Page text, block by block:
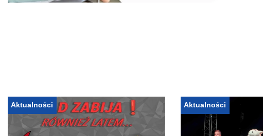
Aktualności Aktualności